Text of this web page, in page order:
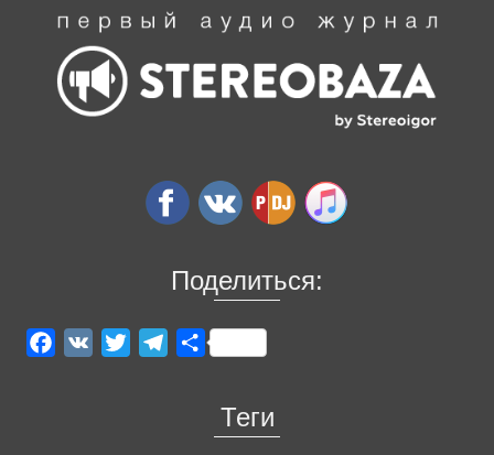
Поделиться:
Facebook
VK Twitter TelegramОтправить
Теги